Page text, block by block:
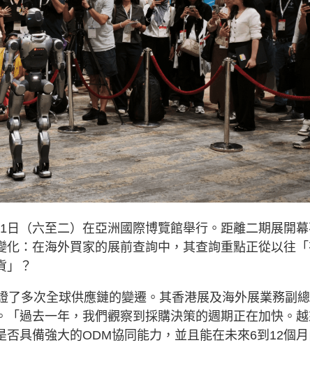
（六至二）在亞洲國際博覽館舉行。距離二期展開
：在海外買家的展前查詢中，其查詢重點正從以往
」？
多次全球供應鏈的變遷。其香港展及海外展業務副
過去一年，我們觀察到採購決策的週期正在加快。
具備強大的ODM協同能力，並且能在未來6到12個